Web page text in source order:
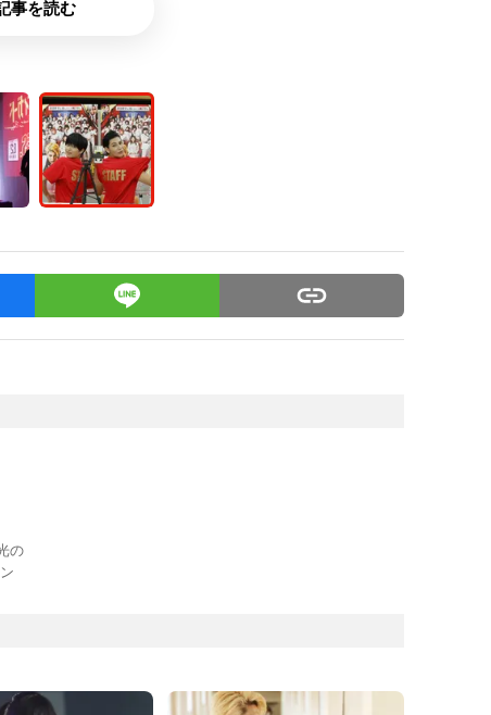
事を読む
の